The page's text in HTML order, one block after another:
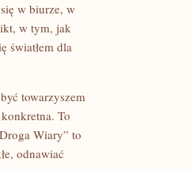
w biurze, w
w tym, jak
światłem dla
towarzyszem
To
Wiary” to
odnawiać